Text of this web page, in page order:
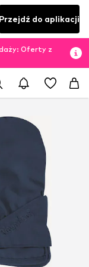
Przejdź do aplikacji
Oferty z